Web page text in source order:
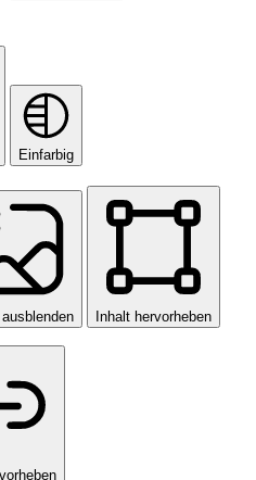
Einfarbig
Inhalt hervorheben